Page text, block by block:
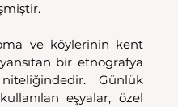
ve köylerinin kent
yansıtan bir etnografya
Günlük
eşyalar, özel